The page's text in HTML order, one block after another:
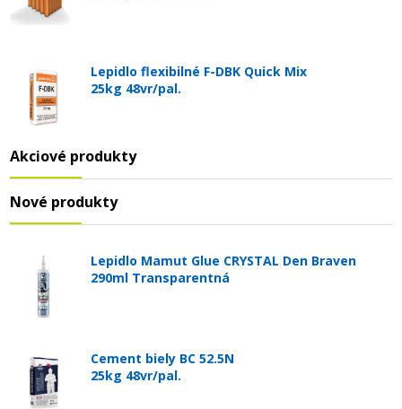
Lepidlo flexibilné F-DBK Quick Mix
25kg 48vr/pal.
Akciové produkty
Nové produkty
Lepidlo Mamut Glue CRYSTAL Den Braven
290ml Transparentná
Cement biely BC 52.5N
25kg 48vr/pal.